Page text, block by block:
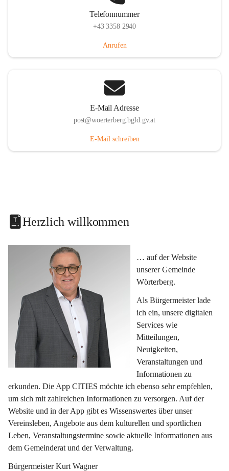
Telefonnummer
+43 3358 2940
Anrufen
E-Mail Adresse
post@woerterberg.bgld.gv.at
E-Mail schreiben
Herzlich willkommen
… auf der Website
unserer Gemeinde
Wörterberg.
Als Bürgermeister lade
ich ein, unsere digitalen
Services wie
Mitteilungen,
Neuigkeiten,
Veranstaltungen und
Informationen zu
erkunden. Die App CITIES möchte ich ebenso sehr empfehlen,
um sich mit zahlreichen Informationen zu versorgen. Auf der
Website und in der App gibt es Wissenswertes über unser
Vereinsleben, Angebote aus dem kulturellen und sportlichen
Leben, Veranstaltungstermine sowie aktuelle Informationen aus
dem Gemeinderat und der Verwaltung.
Bürgermeister Kurt Wagner